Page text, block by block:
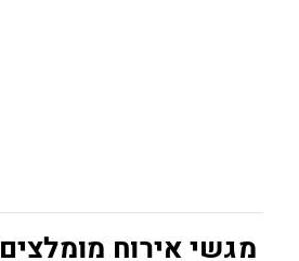
מגשי אירוח מומלצים